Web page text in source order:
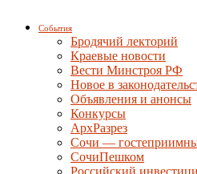
События
Бродячий лекторий
Краевые новости
Вести Минстроя РФ
Новое в
Объявления и анонсы
Конкурсы
АрхРазрез
Сочи —
СочиПешком
Российский